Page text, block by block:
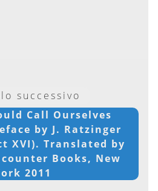
successivo
Call Ourselves
by J. Ratzinger
XVI). Translated by
Books, New
2011